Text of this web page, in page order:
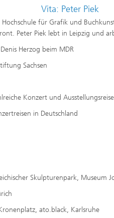
Vita: Peter Piek
für Grafik und
Peter Piek lebt in Leipzig und
Herzog beim MDR
Sachsen
Konzert und
in Deutschland
Skulpturenpark, Museum
ato.black, Karlsruhe